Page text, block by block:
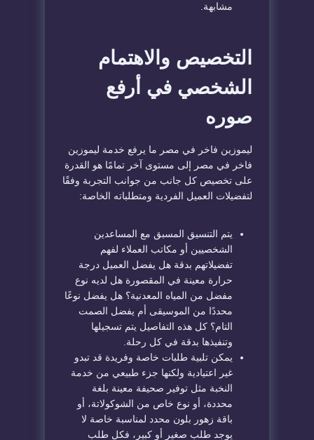
مشابهة.
التخصيص والاهتمام
الشخصي في أرفع
صوره
ليموزين فاخر في مصر ما يرفع خدمة ليموزين
فاخر في مصر إلى مستوى آخر تمامًا هو القدرة
على تخصيص كل جانب من جوانب التجربة وفقًا
لتفضيلات العميل الفردية ومتطلباته الخاصة:
يتم التنسيق المسبق مع المساعدين
الشخصيين أو مكاتب العملاء لفهم
تفضيلاتهم بدقة هل يفضل العميل درجة
حرارة معينة في المقصورة هل لديه نوع
مفضل من المياه المعدنية؟ هل يفضل نوعًا
محددًا من الموسيقى أم يفضل الصمت
التام؟ كل هذه التفاصيل يتم تسجيلها
وتنفيذها بدقة في كل رحلة.
يمكن تلبية طلبات خاصة وفريدة قد تبدو
غير اعتيادية ولكنها جزء طبيعي من خدمة
النخبة مثل توفير صحيفة معينة بلغة
محددة، أو نوع خاص من الشوكولاتة، أو
باقة زهور بلون محدد لمناسبة خاصة لا
يوجد طلب صغير أو كبير، فكل طلب